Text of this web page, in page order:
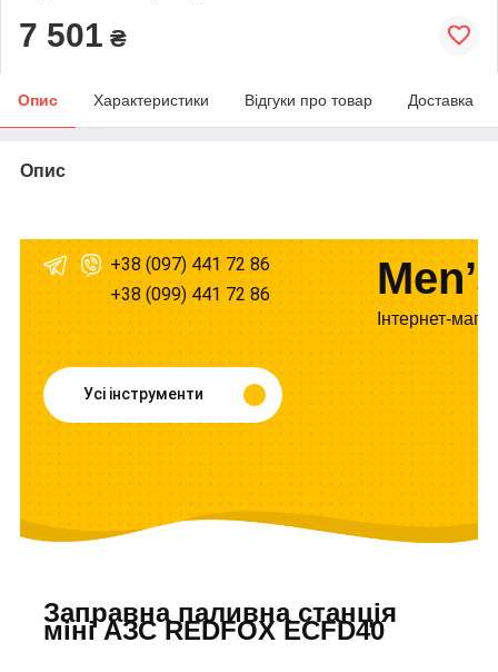
7 501 ₴
Опис Характеристики Відгуки про товар Доставка
Опис
+38 (097) 441 72 86
+38 (099) 441 72 86
Інтернет-
Усі інструменти
Заправна паливна станція
міні АЗС REDFOX ECFD40